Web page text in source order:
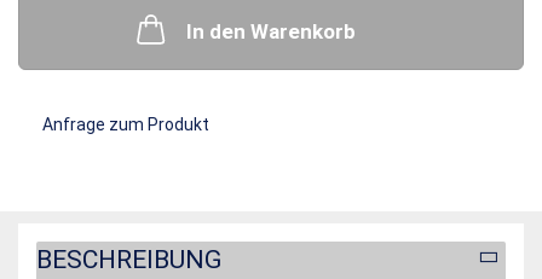
In den Warenkorb
Anfrage zum Produkt
BESCHREIBUNG